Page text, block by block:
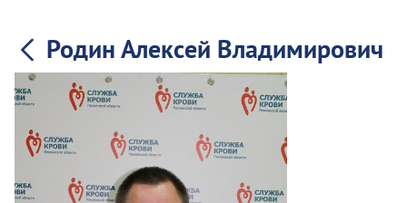
Родин Алексей Владимирович